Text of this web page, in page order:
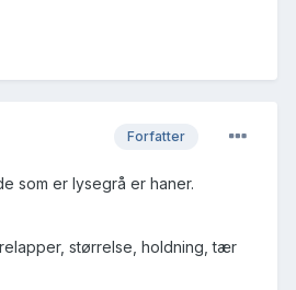
Forfatter
som er lysegrå er haner.
størrelse, holdning, tær